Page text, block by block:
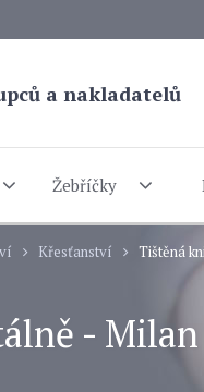
a nakladatelů
Žebříčky
Křesťanství Tištěná
-